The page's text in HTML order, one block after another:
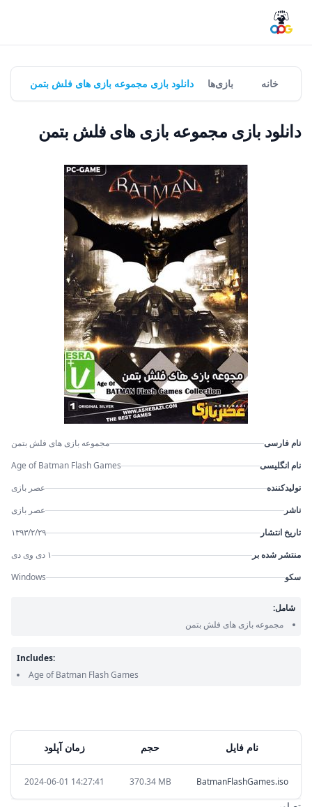
خانه بازی‌ها دانلود بازی مجموعه بازی های فلش بتمن
دانلود بازی مجموعه بازی های فلش بتمن
نام فایل حجم زمان آپلود
BatmanFlashGames.iso
370.34 MB
2024-06-01 14:27:41
نام فارسی
مجموعه بازی های فلش بتمن
نام انگلیسی
Age of Batman Flash Games
تولیدکننده
عصر بازی
ناشر
عصر بازی
تاریخ انتشار
۱۳۹۳/۲/۲۹
منتشر شده بر
۱ دی وی دی
سکو
Windows
شامل:
مجموعه بازی های فلش بتمن
Includes:
Age of Batman Flash Games